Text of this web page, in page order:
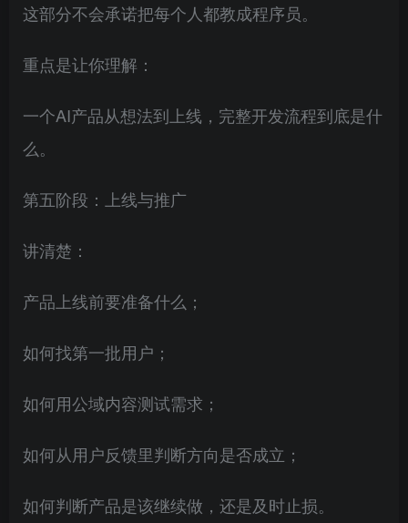
这部分不会承诺把每个人都教成程序员。
重点是让你理解：
一个AI产品从想法到上线，完整开发流程到底是什
么。
第五阶段：上线与推广
讲清楚：
产品上线前要准备什么；
如何找第一批用户；
如何用公域内容测试需求；
如何从用户反馈里判断方向是否成立；
如何判断产品是该继续做，还是及时止损。